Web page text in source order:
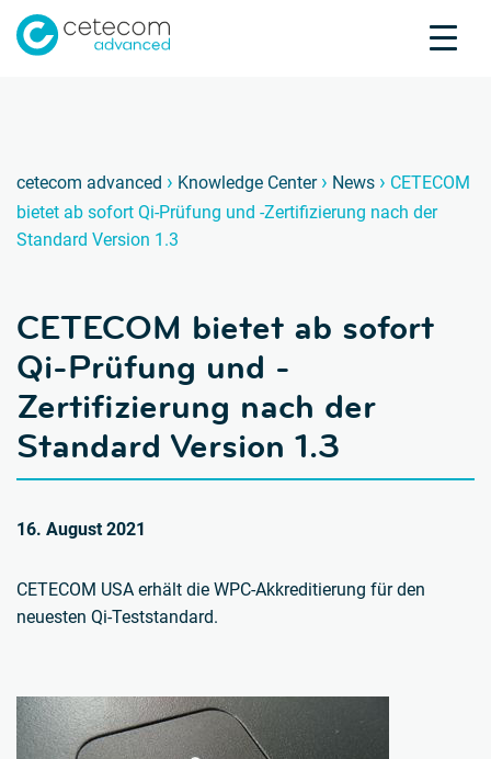
Branchen
Knowledge Center
cetecom advanced › Knowledge Center › News › CETECOM
bietet ab sofort Qi-Prüfung und -Zertifizierung nach der
Standard Version 1.3
CETECOM bietet ab sofort
Qi-Prüfung und -
Zertifizierung nach der
Standard Version 1.3
16. August 2021
CETECOM USA erhält die WPC-Akkreditierung für den
neuesten Qi-Teststandard.